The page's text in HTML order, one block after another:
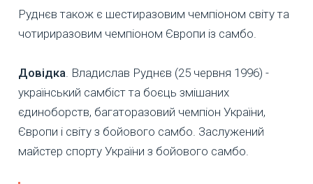
Руднєв також є шестиразовим чемпіоном світу та
чотириразовим чемпіоном Європи із самбо.
Довідка. Владислав Руднєв (25 червня 1996) -
український самбіст та боєць змішаних
єдиноборств, багаторазовий чемпіон України,
Європи і світу з бойового самбо. Заслужений
майстер спорту України з бойового самбо.